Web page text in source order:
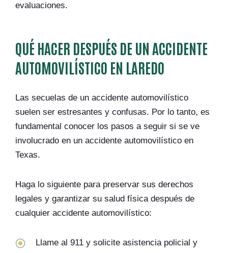
evaluaciones.
QUÉ HACER DESPUÉS DE UN ACCIDENTE
AUTOMOVILÍSTICO EN LAREDO
Las secuelas de un accidente automovilístico
suelen ser estresantes y confusas. Por lo tanto, es
fundamental conocer los pasos a seguir si se ve
involucrado en un accidente automovilístico en
Texas.
Haga lo siguiente para preservar sus derechos
legales y garantizar su salud física después de
cualquier accidente automovilístico:
Llame al 911 y solicite asistencia policial y